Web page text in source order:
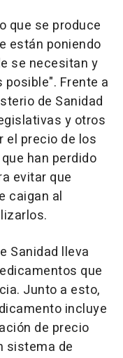
que se produce
están poniendo
se necesitan y
Frente a
de Sanidad
y otros
el precio de los
han perdido
evitar que
caigan al
Sanidad lleva
que
Junto a esto,
incluye
de precio
sistema de